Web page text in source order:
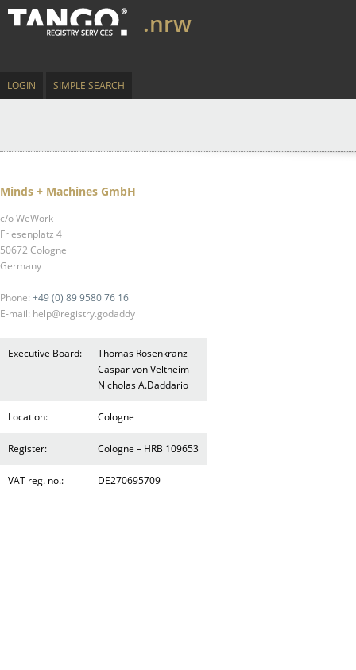
.nrw
LOGIN SIMPLE SEARCH
Minds + Machines GmbH
c/o WeWork
Friesenplatz 4
50672 Cologne
Germany
Phone: +49 (0) 89 9580 76 16
E-mail: help@registry.godaddy
Executive Board:
Thomas Rosenkranz
Caspar von Veltheim
Nicholas A.Daddario
Location: Cologne
Register: Cologne – HRB 109653
VAT reg. no.: DE270695709